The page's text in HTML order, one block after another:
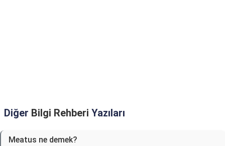
Diğer Bilgi Rehberi Yazıları
Meatus ne demek?